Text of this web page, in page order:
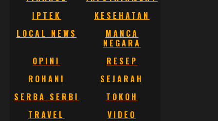
IPTEK
KESEHATAN
LOCAL NEWS
MANCA
NEGARA
OPINI
RESEP
ROHANI
SEJARAH
SERBA SERBI
TOKOH
TRAVEL
VIDEO